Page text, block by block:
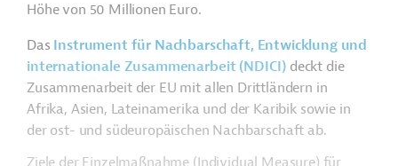
Höhe von 50 Millionen Euro.
Das Instrument für Nachbarschaft, Entwicklung und
internationale Zusammenarbeit (NDICI) deckt die
Zusammenarbeit der EU mit allen Drittländern in
Afrika, Asien, Lateinamerika und der Karibik sowie in
der ost- und südeuropäischen Nachbarschaft ab.
Ziele der Einzelmaßnahme (Individual Measure) für